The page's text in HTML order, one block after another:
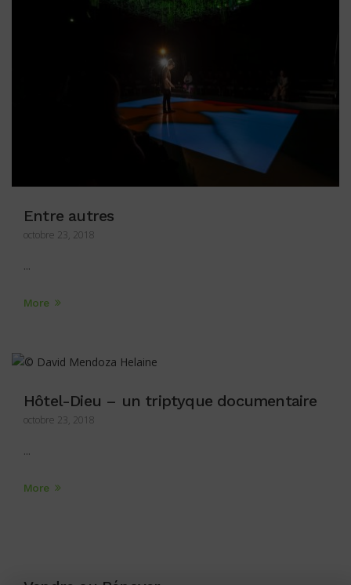
Entre autres
octobre 23, 2018
...
More
Hôtel-Dieu – un triptyque documentaire
octobre 23, 2018
...
More